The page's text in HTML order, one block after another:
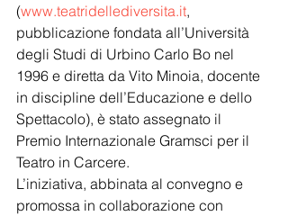
(www.teatridellediversita.it,
pubblicazione fondata all’Università
degli Studi di Urbino Carlo Bo nel
1996 e diretta da Vito Minoia, docente
in discipline dell’Educazione e dello
Spettacolo), è stato assegnato il
Premio Internazionale Gramsci per il
Teatro in Carcere.
L’iniziativa, abbinata al convegno e
promossa in collaborazione con